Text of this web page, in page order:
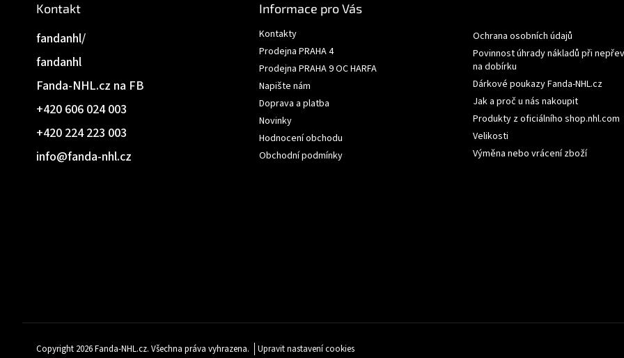
Kontakt
info@fanda-nhl.cz
+420 224 223 003
+420 606 024 003
Fanda-NHL.cz na FB
fandanhl
fandanhl/
Informace pro Vás
Kontakty
Prodejna PRAHA 4
Prodejna PRAHA 9 OC HARFA
Napište nám
Doprava a platba
Novinky
Hodnocení obchodu
Obchodní podmínky
Ochrana osobních údajů
Povinnost úhrady nákladů při
na dobírku
Dárkové poukazy Fanda-NHL.cz
Jak a proč u nás nakoupit
Produkty z oficiálního shop.nhl.com
Velikosti
Výměna nebo vrácení zboží
Copyright 2026Fanda-NHL.cz. Všechna práva vyhrazena. Upravit nastavení cookies